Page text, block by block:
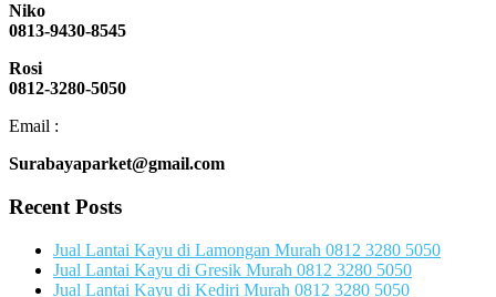
Niko
0813-9430-8545
Rosi
0812-3280-5050
Email :
Surabayaparket@gmail.com
Recent Posts
Jual Lantai Kayu di Lamongan Murah 0812 3280 5050
Jual Lantai Kayu di Gresik Murah 0812 3280 5050
Jual Lantai Kayu di Kediri Murah 0812 3280 5050